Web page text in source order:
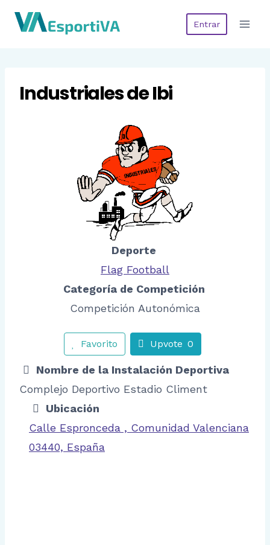
Entrar
Industriales de Ibi
Deporte
Flag Football
Categoría de Competición
Competición Autonómica
Favorito Upvote 0
Nombre de la Instalación Deportiva
Complejo Deportivo Estadio Climent
Ubicación
Calle Espronceda , Comunidad Valenciana
03440, España